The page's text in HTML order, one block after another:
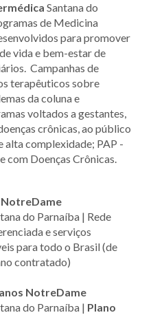
Santana do
de Medicina
para promover
vida e bem-estar de
Campanhas de
terapêuticos sobre
da coluna e
voltados a gestantes,
crônicas, ao público
alta complexidade; PAP -
com Doenças Crônicas.
NotreDame
do Parnaíba | Rede
e serviços
para todo o Brasil (de
contratado)
NotreDame
do Parnaíba | Plano